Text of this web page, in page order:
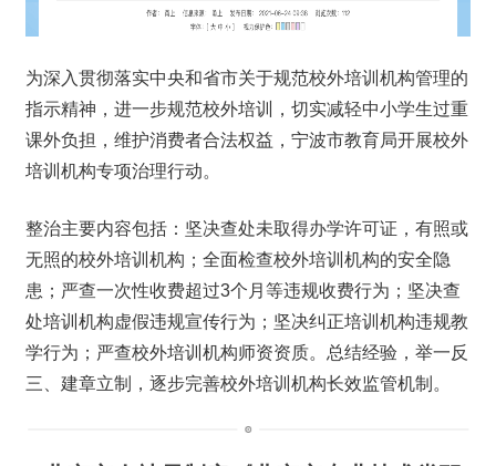
为深入贯彻落实中央和省市关于规范校外培训机构管理的
指示精神，进一步规范校外培训，切实减轻中小学生过重
课外负担，维护消费者合法权益，宁波市教育局开展校外
培训机构专项治理行动。
整治主要内容包括：坚决查处未取得办学许可证，有照或
无照的校外培训机构；全面检查校外培训机构的安全隐
患；严查一次性收费超过3个月等违规收费行为；坚决查
处培训机构虚假违规宣传行为；坚决纠正培训机构违规教
学行为；严查校外培训机构师资资质。总结经验，举一反
三、建章立制，逐步完善校外培训机构长效监管机制。